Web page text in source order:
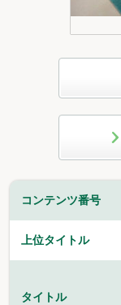
コンテンツ番号
上位タイトル
タイトル